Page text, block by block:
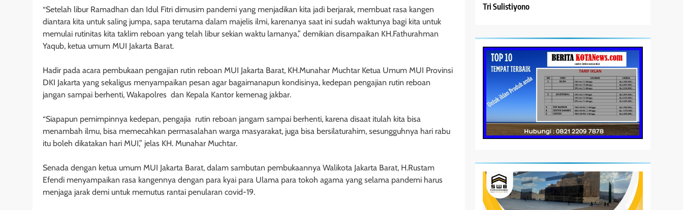
“Setelah libur Ramadhan dan Idul Fitri dimusim pandemi yang menjadikan kita jadi berjarak, membuat rasa kangen
diantara kita untuk saling jumpa, sapa terutama dalam majelis ilmi, karenanya saat ini sudah waktunya bagi kita untuk
memulai rutinitas kita taklim reboan yang telah libur sekian waktu lamanya,” demikian disampaikan KH.Fathurahman
Yaqub, ketua umum MUI Jakarta Barat.
Hadir pada acara pembukaan pengajian rutin reboan MUI Jakarta Barat, KH.Munahar Muchtar Ketua Umum MUI Provinsi
DKI Jakarta yang sekaligus menyampaikan pesan agar bagaimanapun kondisinya, kedepan pengajian rutin reboan
jangan sampai berhenti, Wakapolres dan Kepala Kantor kemenag jakbar.
“Siapapun pemimpinnya kedepan, pengajia rutin reboan jangam sampai berhenti, karena disaat itulah kita bisa
menambah ilmu, bisa memecahkan permasalahan warga masyarakat, juga bisa bersilaturahim, sesungguhnya hari rabu
itu boleh dikatakan hari MUI,” jelas KH. Munahar Muchtar.
Senada dengan ketua umum MUI Jakarta Barat, dalam sambutan pembukaannya Walikota Jakarta Barat, H.Rustam
Efendi menyampaikan rasa kangennya dengan para kyai para Ulama para tokoh agama yang selama pandemi harus
menjaga jarak demi untuk memutus rantai penularan covid-19.
Tri Sulistiyono